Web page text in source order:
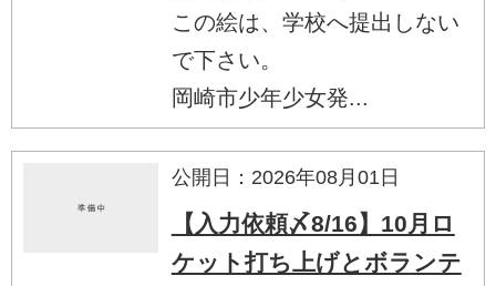
この絵は、学校へ提出しない
で下さい。
岡崎市少年少女発...
公開日：2026年08月01日
【入力依頼〆8/16】10月ロ
ケット打ち上げとボランテ